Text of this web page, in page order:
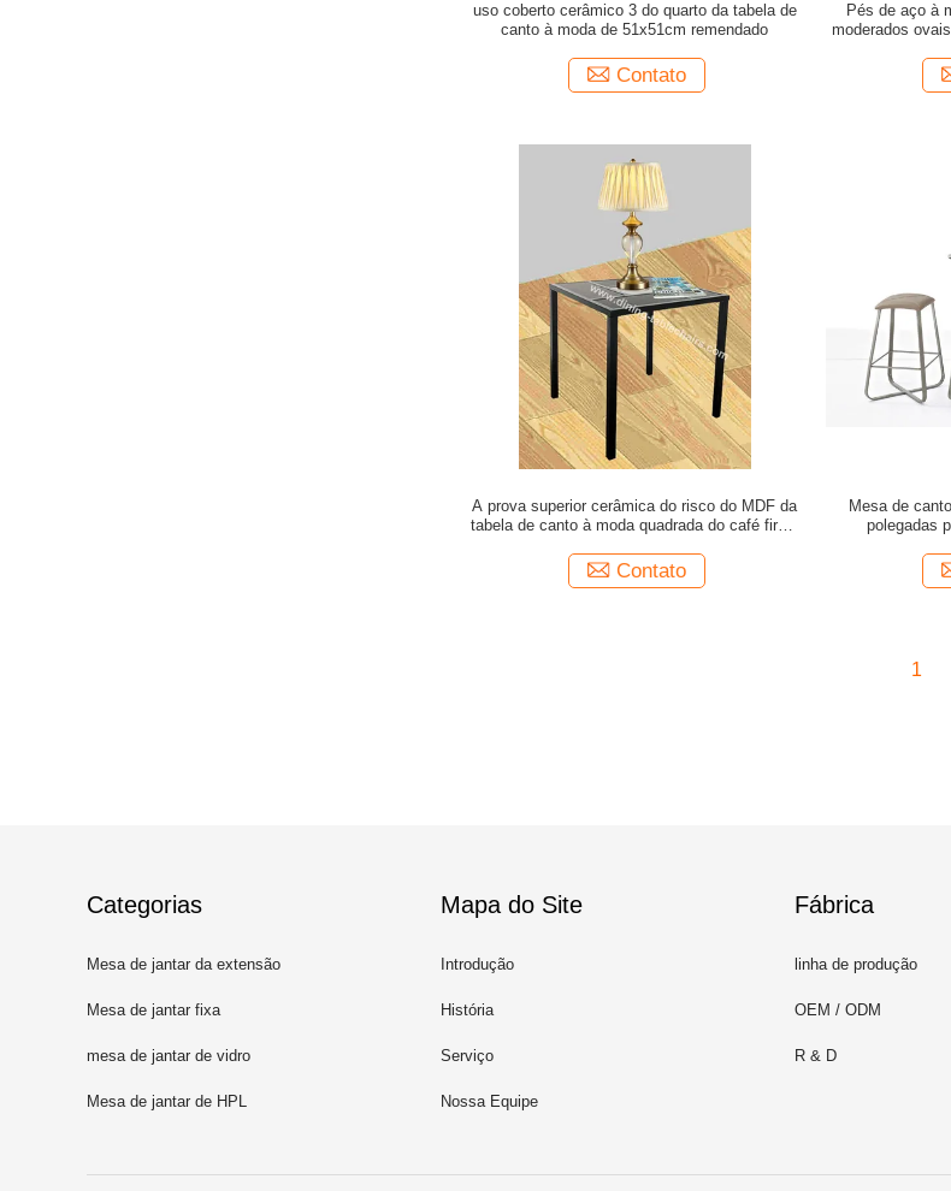
uso coberto cerâmico 3 do quarto da tabela de
canto à moda de 51x51cm remendado
Contato
Pés de aço à
moderados
A prova superior cerâmica do risco do MDF da
tabela de canto à moda quadrada do café firma
Contato
Mesa de
polegadas
1
Categorias
Mesa de jantar da extensão
Mesa de jantar fixa
mesa de jantar de vidro
moderada
Mesa de jantar de HPL
Mapa do Site
Introdução
História
Serviço
Nossa Equipe
Fábrica
linha de produção
OEM / ODM
R & D